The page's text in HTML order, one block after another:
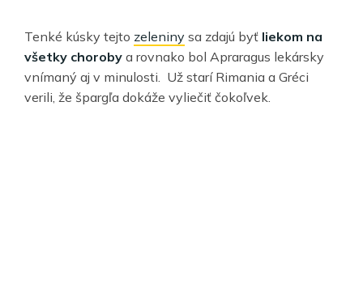
Tenké kúsky tejto zeleniny sa zdajú byť liekom na
všetky choroby a rovnako bol Apraragus lekársky
vnímaný aj v minulosti. Už starí Rimania a Gréci
verili, že špargľa dokáže vyliečiť čokoľvek.